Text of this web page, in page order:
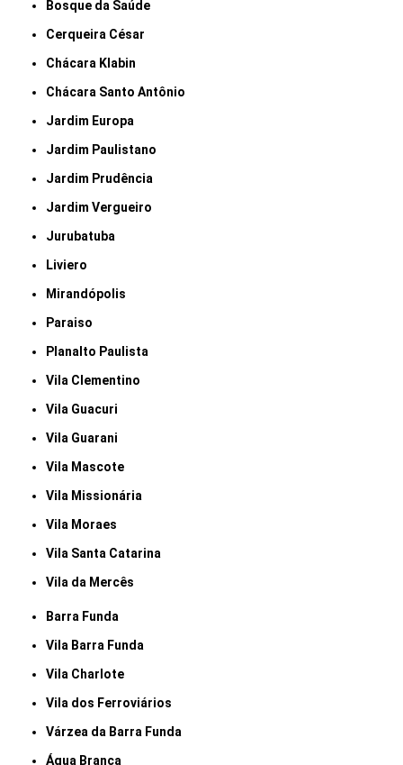
Bosque da Saúde
Cerqueira César
Chácara Klabin
Chácara Santo Antônio
Jardim Europa
Jardim Paulistano
Jardim Prudência
Jardim Vergueiro
Jurubatuba
Liviero
Mirandópolis
Paraiso
Planalto Paulista
Vila Clementino
Vila Guacuri
Vila Guarani
Vila Mascote
Vila Missionária
Vila Moraes
Vila Santa Catarina
Vila da Mercês
Barra Funda
Vila Barra Funda
Vila Charlote
Vila dos Ferroviários
Várzea da Barra Funda
Água Branca